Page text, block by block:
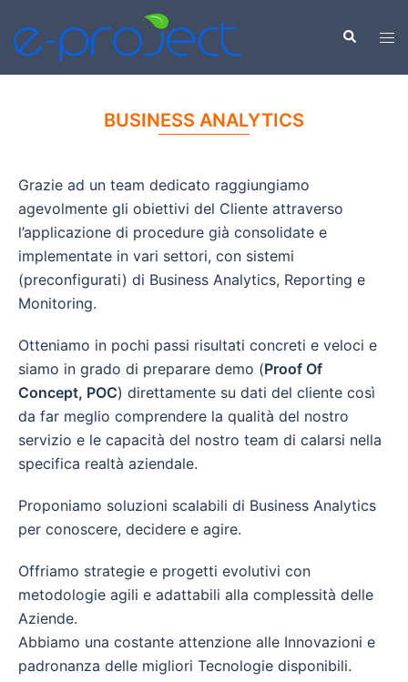
BUSINESS ANALYTICS
Grazie ad un team dedicato raggiungiamo
agevolmente gli obiettivi del Cliente attraverso
l’applicazione di procedure già consolidate e
implementate in vari settori, con sistemi
(preconfigurati) di Business Analytics, Reporting e
Monitoring.
Otteniamo in pochi passi risultati concreti e veloci e
siamo in grado di preparare demo (Proof Of
Concept, POC) direttamente su dati del cliente così
da far meglio comprendere la qualità del nostro
servizio e le capacità del nostro team di calarsi nella
specifica realtà aziendale.
Proponiamo soluzioni scalabili di Business Analytics
per conoscere, decidere e agire.
Offriamo strategie e progetti evolutivi con
metodologie agili e adattabili alla complessità delle
Aziende.
Abbiamo una costante attenzione alle Innovazioni e
padronanza delle migliori Tecnologie disponibili.